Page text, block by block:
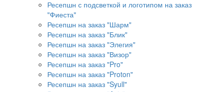
Ресепшн с подсветкой и логотипом на заказ
"Фиеста"
Ресепшн на заказ "Шарм"
Ресепшн на заказ "Блик"
Ресепшн на заказ "Элегия"
Ресепшн на заказ "Визор"
Ресепшн на заказ "Pro"
Ресепшн на заказ "Proton"
Ресепшн на заказ "Syull"